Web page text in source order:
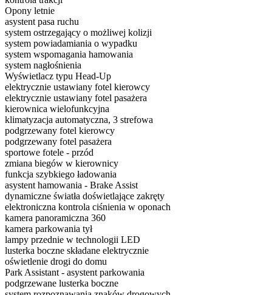
Opony letnie
asystent pasa ruchu
system ostrzegający o możliwej kolizji
system powiadamiania o wypadku
system wspomagania hamowania
system nagłośnienia
Wyświetlacz typu Head-Up
elektrycznie ustawiany fotel kierowcy
elektrycznie ustawiany fotel pasażera
kierownica wielofunkcyjna
klimatyzacja automatyczna, 3 strefowa
podgrzewany fotel kierowcy
podgrzewany fotel pasażera
sportowe fotele - przód
zmiana biegów w kierownicy
funkcja szybkiego ładowania
asystent hamowania - Brake Assist
dynamiczne światła doświetlające zakręty
elektroniczna kontrola ciśnienia w oponach
kamera panoramiczna 360
kamera parkowania tył
lampy przednie w technologii LED
lusterka boczne składane elektrycznie
oświetlenie drogi do domu
Park Assistant - asystent parkowania
podgrzewane lusterka boczne